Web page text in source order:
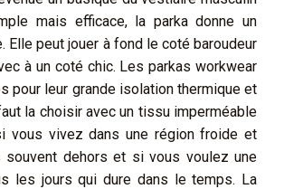
mais efficace, la parka donne un
Elle peut jouer à fond le coté baroudeur
à un coté chic. Les parkas workwear
pour leur grande isolation thermique et
la choisir avec un tissu imperméable
vous vivez dans une région froide et
souvent dehors et si vous voulez une
les jours qui dure dans le temps. La